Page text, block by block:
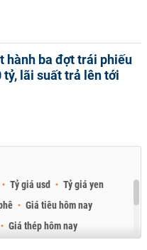
hành ba đợt trái phiếu
tỷ, lãi suất trả lên tới
Tỷ giá usd
Tỷ giá yen
Giá tiêu hôm nay
Giá thép hôm nay